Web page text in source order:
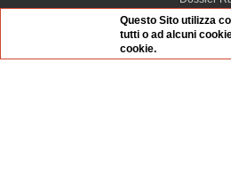
Questo
L'Archivio
Questo Sito utilizza
tutti o ad alcuni
cookie.